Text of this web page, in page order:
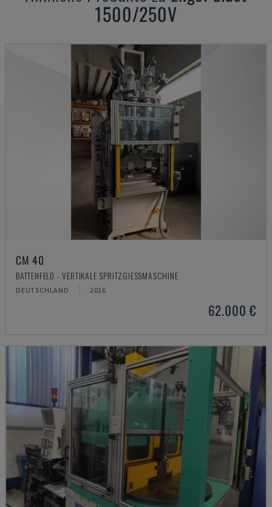
1500/250V
CM 40
BATTENFELD - VERTIKALE SPRITZGIESSMASCHINE
DEUTSCHLAND 2016
62.000 €